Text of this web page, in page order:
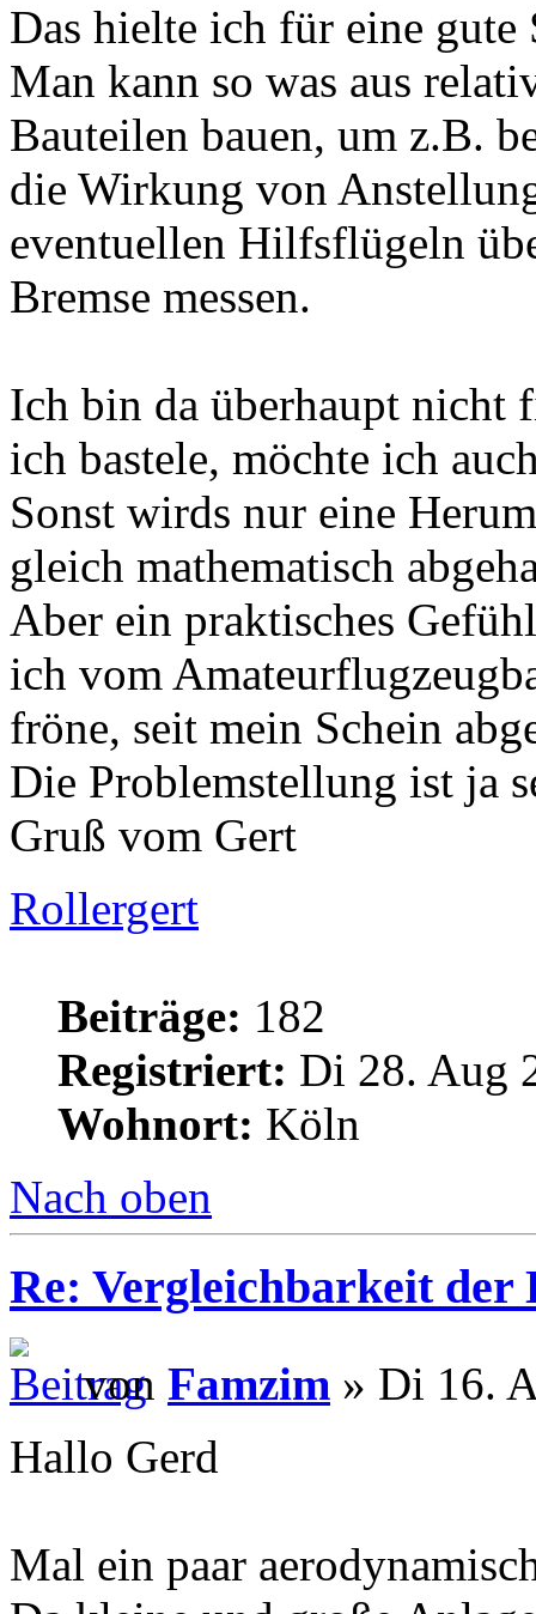
Das hielte ich für eine gute
Man kann so was aus
Bauteilen bauen, um z.B.
die Wirkung von
eventuellen Hilfsflügeln
Bremse messen.
Ich bin da überhaupt nicht
ich bastele, möchte ich
Sonst wirds nur eine
gleich mathematisch
Aber ein praktisches
ich vom
fröne, seit mein Schein
Die Problemstellung ist ja
Gruß vom Gert
Rollergert
Beiträge: 182
Registriert: Di 28. Aug
Wohnort: Köln
Nach oben
Re: Vergleichbarkeit der
von Famzim » Di 16.
Hallo Gerd
Mal ein paar